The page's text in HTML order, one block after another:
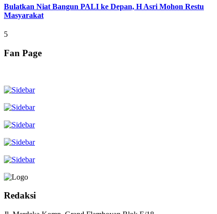
Bulatkan Niat Bangun PALI ke Depan, H Asri Mohon Restu
Masyarakat
5
Fan Page
Redaksi